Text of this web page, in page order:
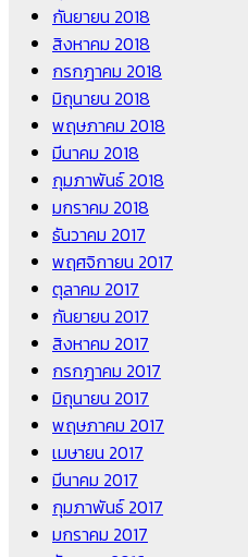
กันยายน 2018
สิงหาคม 2018
กรกฎาคม 2018
มิถุนายน 2018
พฤษภาคม 2018
มีนาคม 2018
กุมภาพันธ์ 2018
มกราคม 2018
ธันวาคม 2017
พฤศจิกายน 2017
ตุลาคม 2017
กันยายน 2017
สิงหาคม 2017
กรกฎาคม 2017
มิถุนายน 2017
พฤษภาคม 2017
เมษายน 2017
มีนาคม 2017
กุมภาพันธ์ 2017
มกราคม 2017